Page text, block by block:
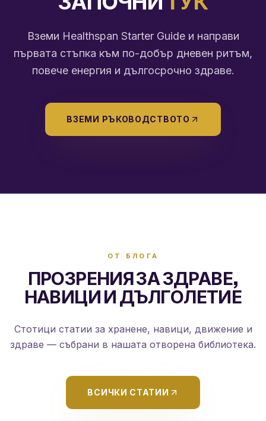
Вземи Healthspan Starter Guide и направи
първата стъпка към по-добър дневен ритъм,
повече енергия и дългосрочно здраве.
ВЗЕМИ РЪКОВОДСТВОТО
ОТ БЛОГА
ПРОЗРЕНИЯ ЗА ЗДРАВЕ,
НАВИЦИ И ДЪЛГОЛЕТИЕ
Стотици статии за хранене, навици, движение и
здраве — събрани в нашата отворена библиотека.
ВСИЧКИ СТАТИИ